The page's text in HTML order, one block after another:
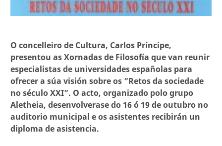
O concelleiro de Cultura, Carlos Príncipe,
presentou as Xornadas de Filosofía que van reunir
especialistas de universidades españolas para
ofrecer a súa visión sobre os ”Retos da sociedade
no século XXI”. O acto, organizado polo grupo
Aletheia, desenvolverase do 16 ó 19 de outubro no
auditorio municipal e os asistentes recibirán un
diploma de asistencia.